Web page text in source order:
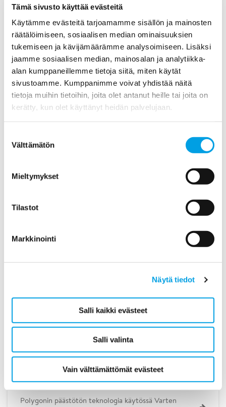
Tämä sivusto käyttää evästeitä
Käytämme evästeitä tarjoamamme sisällön ja mainosten
räätälöimiseen, sosiaalisen median ominaisuuksien
tukemiseen ja kävijämäärämme analysoimiseen. Lisäksi
jaamme sosiaalisen median, mainosalan ja analytiikka-
alan kumppaneillemme tietoja siitä, miten käytät
sivustoamme. Kumppanimme voivat yhdistää näitä
tietoja muihin tietoihin, joita olet antanut heille tai joita on
kerätty, kun olet käyttänyt heidän palvelujaan.
valinta
Välttämätön
Mieltymykset
Tilastot
Markkinointi
Näytä tiedot
Salli kaikki evästeet
Salli valinta
Vain välttämättömät evästeet
Tai soita020 7484 01.
Ota yhteyttä!
020 7484 01
Lähetä viesti Polygonille tästä>>
Päivystys toimistoajan ulkopuolella
Keilaniemen Portti - älykästä olosuhdehallintaa ja
kestävää rakentamista
Laaja vesivahinko Oulussa vuodon seurauksena
rakennusprojektissa
Polygonin päästötön teknologia käytössä Varten